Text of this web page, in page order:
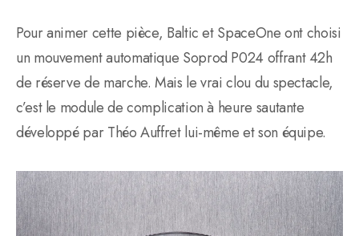
Pour animer cette pièce, Baltic et SpaceOne ont choisi
un mouvement automatique Soprod P024 offrant 42h
de réserve de marche. Mais le vrai clou du spectacle,
c’est le module de complication à heure sautante
développé par Théo Auffret lui-même et son équipe.